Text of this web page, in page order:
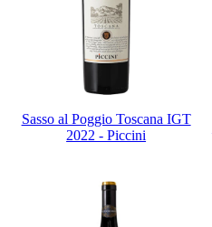
Sasso al Poggio Toscana IGT
2022 - Piccini